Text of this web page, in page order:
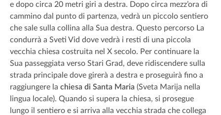
e dopo circa 20 metri giri a destra. Dopo circa mezz’ora di
cammino dal punto di partenza, vedrà un piccolo sentiero
che sale sulla collina alla Sua destra. Questo percorso La
condurrà a Sveti Vid dove vedrà i resti di una piccola
vecchia chiesa costruita nel X secolo. Per continuare la
Sua passeggiata verso Stari Grad, deve ridiscendere sulla
strada principale dove girerà a destra e proseguirà fino a
raggiungere la chiesa di Santa Maria (Sveta Marija nella
lingua locale). Quando si supera la chiesa, si prosegue
lungo il sentiero e si arriva alla vecchia strada che collega